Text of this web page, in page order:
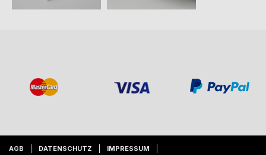
AGB DATENSCHUTZ IMPRESSUM